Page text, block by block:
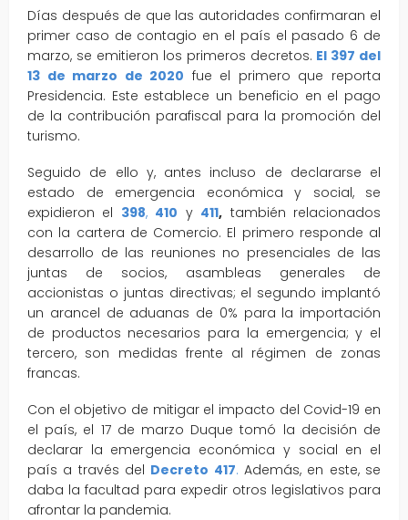
Días después de que las autoridades confirmaran el
primer caso de contagio en el país el pasado 6 de
marzo, se emitieron los primeros decretos. El 397 del
13 de marzo de 2020 fue el primero que reporta
Presidencia. Este establece un beneficio en el pago
de la contribución parafiscal para la promoción del
turismo.
Seguido de ello y, antes incluso de declararse el
estado de emergencia económica y social, se
expidieron el 398, 410 y 411, también relacionados
con la cartera de Comercio. El primero responde al
desarrollo de las reuniones no presenciales de las
juntas de socios, asambleas generales de
accionistas o juntas directivas; el segundo implantó
un arancel de aduanas de 0% para la importación
de productos necesarios para la emergencia; y el
tercero, son medidas frente al régimen de zonas
francas.
Con el objetivo de mitigar el impacto del Covid-19 en
el país, el 17 de marzo Duque tomó la decisión de
declarar la emergencia económica y social en el
país a través del Decreto 417. Además, en este, se
daba la facultad para expedir otros legislativos para
afrontar la pandemia.